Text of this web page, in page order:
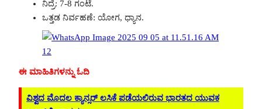
ನಿದ್ರೆ: 7-8 ಗಂಟೆ.
ಒತ್ತಡ ನಿರ್ವಹಣೆ: ಯೋಗ, ಧ್ಯಾನ.
ಈ ಮಾಹಿತಿಗಳನ್ನು ಓದಿ
ವಿಶ್ವದ ಮೊದಲ ಕ್ಯಾನ್ಸರ್ ಲಸಿಕೆ ಪಡೆಯಲಿರುವ ಭಾರತದ ಯುವಕ